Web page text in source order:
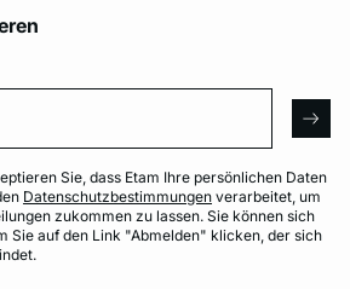
Sie, dass Etam Ihre persönlichen Daten
Datenschutzbestimmungen verarbeitet, um
zukommen zu lassen. Sie können sich
Sie auf den Link "Abmelden" klicken, der sich